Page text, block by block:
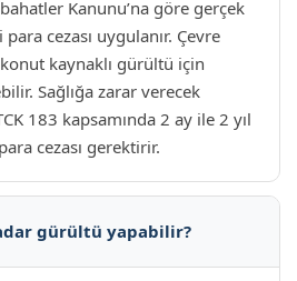
Kanunu’na göre gerçek
cezası uygulanır. Çevre
kaynaklı gürültü için
Sağlığa zarar verecek
183 kapsamında 2 ay ile 2 yıl
cezası gerektirir.
gürültü yapabilir?